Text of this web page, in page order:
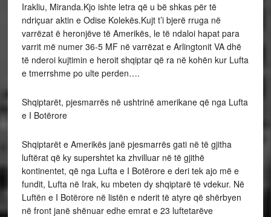
Irakliu, Miranda.Kjo ishte letra që u bë shkas për të
ndriçuar aktin e Odise Kolekës.Kujt t’i bjerë rruga në
varrëzat ë heronjëve të Amerikës, le të ndaloi hapat para
varrit më numer 36-5 MF në varrëzat e Arlingtonit VA dhë
të nderoi kujtimin e heroit shqiptar që ra në kohën kur Lufta
e tmerrshme po ulte perden….
Shqiptarët, pjesmarrës në ushtrinë amerikane që nga Lufta
e I Botërore
Shqiptarët e Amerikës janë pjesmarrës gati në të gjitha
luftërat që ky supershtet ka zhvilluar në të gjithë
kontinentet, që nga Lufta e I Botërore e deri tek ajo më e
fundit, Lufta në Irak, ku mbeten dy shqiptarë të vdekur. Në
Luftën e I Botërore në listën e nderit të atyre që shërbyen
në front janë shënuar edhe emrat e 23 luftetarëve